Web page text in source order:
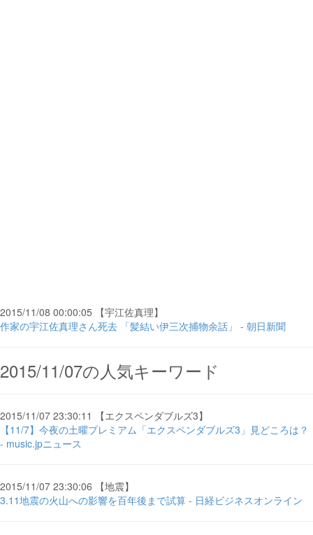
2015/11/08 00:00:05 【宇江佐真理】
作家の宇江佐真理さん死去 「髪結い伊三次捕物余話」 - 朝日新聞
2015/11/07の人気キーワード
2015/11/07 23:30:11 【エクスペンダブルズ3】
【11/7】今夜の土曜プレミアム「エクスペンダブルズ3」見どころは？
- music.jpニュース
2015/11/07 23:30:06 【地震】
3.11地震の火山への影響を百年後まで試算 - 日経ビジネスオンライン